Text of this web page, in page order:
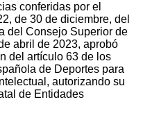
conferidas por el
de 30 de diciembre, del
del Consejo Superior de
abril de 2023, aprobó
del artículo 63 de los
de Deportes para
autorizando su
de Entidades